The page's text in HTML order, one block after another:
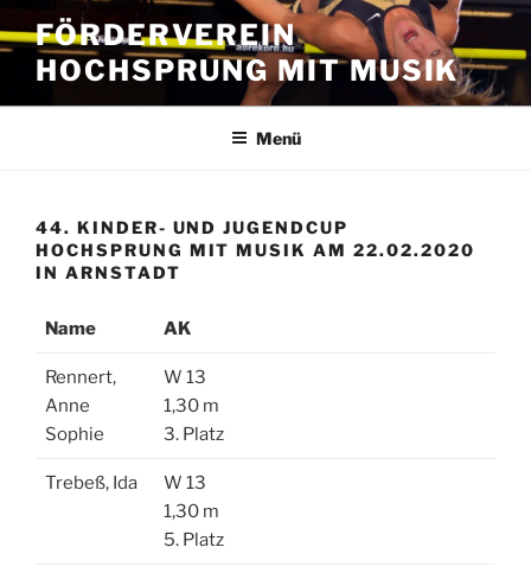
Inhalt
springen
FÖRDERVEREIN
HOCHSPRUNG MIT MUSIK
Menü
44. KINDER- UND JUGENDCUP
HOCHSPRUNG MIT MUSIK AM 22.02.2020
IN ARNSTADT
Name AK
Rennert,
Anne
Sophie
W 13
1,30 m
3. Platz
Trebeß, Ida
W 13
1,30 m
5. Platz